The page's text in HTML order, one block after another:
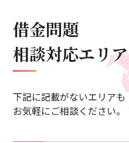
借金問題
相談対応エリア
下記に記載がないエリアも
お気軽にご相談ください。